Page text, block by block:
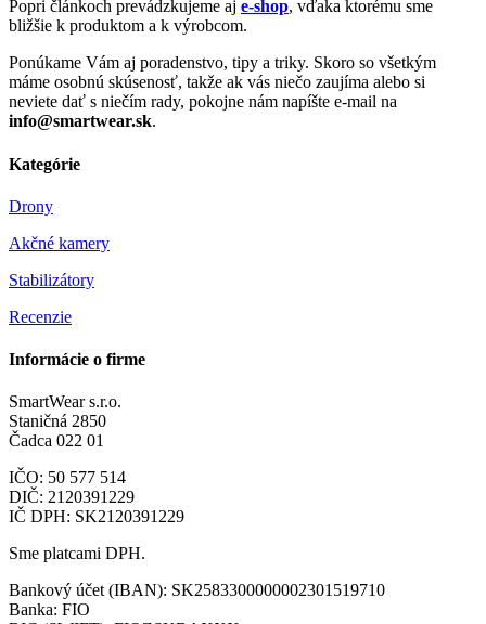
Popri článkoch prevádzkujeme aj e-shop, vďaka ktorému sme
bližšie k produktom a k výrobcom.
Ponúkame Vám aj poradenstvo, tipy a triky. Skoro so všetkým
máme osobnú skúsenosť, takže ak vás niečo zaujíma alebo si
neviete dať s niečím rady, pokojne nám napíšte e-mail na
info@smartwear.sk.
Kategórie
Drony
Akčné kamery
Stabilizátory
Recenzie
Informácie o firme
SmartWear s.r.o.
Staničná 2850
Čadca 022 01
IČO: 50 577 514
DIČ: 2120391229
IČ DPH: SK2120391229
Sme platcami DPH.
Bankový účet (IBAN): SK2583300000002301519710
Banka: FIO